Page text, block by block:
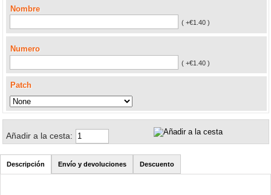
Nombre
( +€1.40 )
Numero
( +€1.40 )
Patch
Añadir a la cesta:
Descripción Envío y devoluciones Descuento